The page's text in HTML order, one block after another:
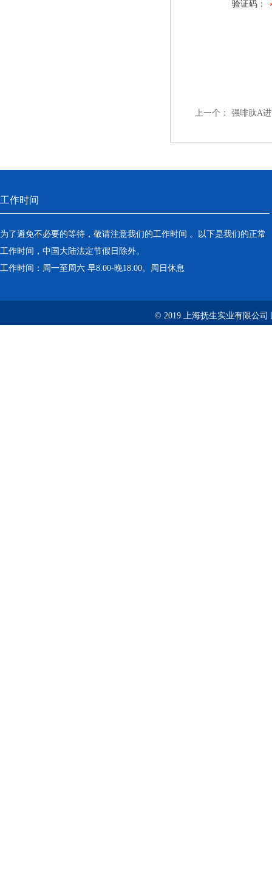
验证码：
上一个： 强啡肽A
工作时间
为了避免不必要的等待，敬请注意我们的工作时间 。以下是我们的正常
工作时间，中国大陆法定节假日除外。
工作时间：周一至周六 早8:00-晚18:00。周日休息
© 2019 上海抚生实业有限公司